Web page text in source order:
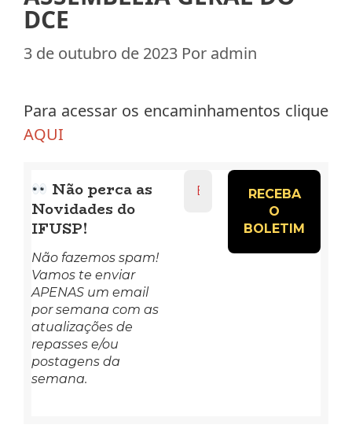
DCE
3 de outubro de 2023 Por admin
Para acessar os encaminhamentos clique
AQUI
Não perca as
Novidades do
IFUSP!
Não fazemos spam!
Vamos te enviar
APENAS um email
por semana com as
atualizações de
repasses e/ou
postagens da
semana.
Endereço
de